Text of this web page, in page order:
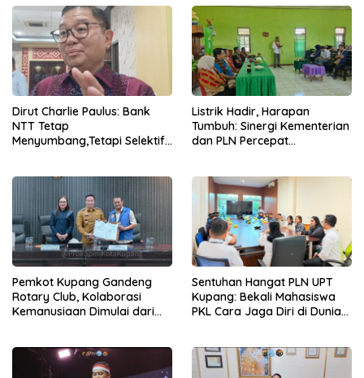
Dirut Charlie Paulus: Bank
NTT Tetap
Menyumbang,Tetapi Selektif
Listrik Hadir, Harapan
Tumbuh: Sinergi Kementerian
dan PLN Percepat
Pemkot Kupang Gandeng
Rotary Club, Kolaborasi
Kemanusiaan Dimulai dari
Sentuhan Hangat PLN UPT
Kupang: Bekali Mahasiswa
PKL Cara Jaga Diri di Dunia